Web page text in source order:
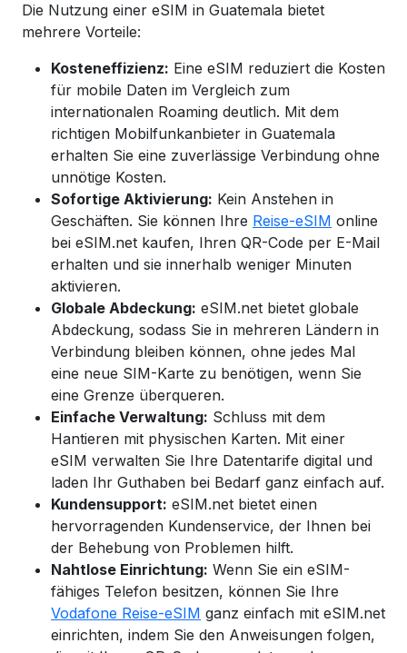
Die Nutzung einer eSIM in Guatemala bietet
mehrere Vorteile:
Kosteneffizienz: Eine eSIM reduziert die Kosten
für mobile Daten im Vergleich zum
internationalen Roaming deutlich. Mit dem
richtigen Mobilfunkanbieter in Guatemala
erhalten Sie eine zuverlässige Verbindung ohne
unnötige Kosten.
Sofortige Aktivierung: Kein Anstehen in
Geschäften. Sie können Ihre Reise-eSIM online
bei eSIM.net kaufen, Ihren QR-Code per E-Mail
erhalten und sie innerhalb weniger Minuten
aktivieren.
Globale Abdeckung: eSIM.net bietet globale
Abdeckung, sodass Sie in mehreren Ländern in
Verbindung bleiben können, ohne jedes Mal
eine neue SIM-Karte zu benötigen, wenn Sie
eine Grenze überqueren.
Einfache Verwaltung: Schluss mit dem
Hantieren mit physischen Karten. Mit einer
eSIM verwalten Sie Ihre Datentarife digital und
laden Ihr Guthaben bei Bedarf ganz einfach auf.
Kundensupport: eSIM.net bietet einen
hervorragenden Kundenservice, der Ihnen bei
der Behebung von Problemen hilft.
Nahtlose Einrichtung: Wenn Sie ein eSIM-
fähiges Telefon besitzen, können Sie Ihre
Vodafone Reise-eSIM ganz einfach mit eSIM.net
einrichten, indem Sie den Anweisungen folgen,